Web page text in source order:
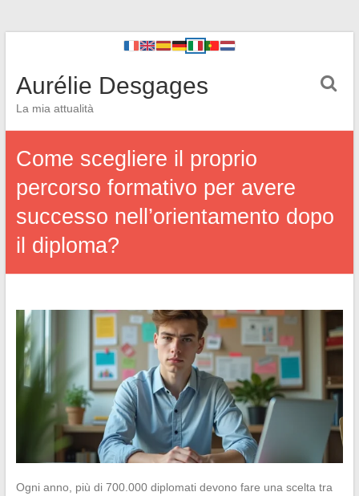
Aurélie Desgages
La mia attualità
Come scegliere il proprio
percorso formativo per avere
successo nell’orientamento dopo
il diploma?
Ogni anno, più di 700.000 diplomati devono fare una scelta tra